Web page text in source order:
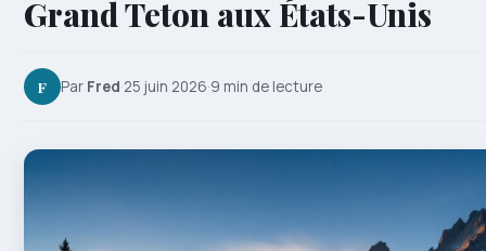
Grand Teton aux États-Unis
F Par Fred·25 juin 2026·9 min de lecture